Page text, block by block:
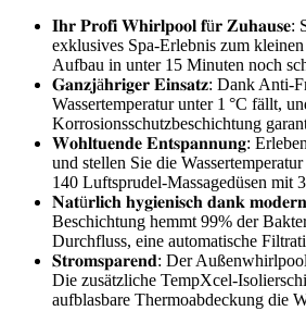
𝐈𝐡𝐫 𝐏𝐫𝐨𝐟𝐢 𝐖𝐡𝐢𝐫𝐥𝐩𝐨𝐨𝐥 𝐟ü𝐫
exklusives Spa-Erlebnis zum
Aufbau in unter 15 Minuten noch
𝐆𝐚𝐧𝐳𝐣ä𝐡𝐫𝐢𝐠𝐞𝐫 𝐄𝐢𝐧𝐬𝐚𝐭𝐳: Dank
Wassertemperatur unter 1 °C fällt,
Korrosionsschutzbeschichtung
𝐖𝐨𝐡𝐥𝐭𝐮𝐞𝐧𝐝𝐞 𝐄𝐧𝐭𝐬𝐩𝐚𝐧𝐧𝐮𝐧𝐠:
und stellen Sie die
140 Luftsprudel-Massagedüsen mit
𝐍𝐚𝐭ü𝐫𝐥𝐢𝐜𝐡 𝐡𝐲𝐠𝐢𝐞𝐧𝐢𝐬𝐜𝐡 𝐝𝐚𝐧𝐤
Beschichtung hemmt 99% der
Durchfluss, eine automatische
𝐒𝐭𝐫𝐨𝐦𝐬𝐩𝐚𝐫𝐞𝐧𝐝: Der
Die zusätzliche TempXcel-
aufblasbare Thermoabdeckung die